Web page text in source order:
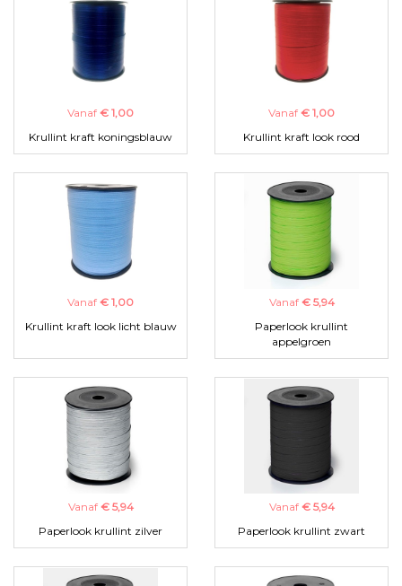
Vanaf € 1,00
Krullint kraft koningsblauw
Vanaf € 1,00
Krullint kraft look rood
Vanaf € 1,00
Krullint kraft look licht blauw
Vanaf € 5,94
Paperlook krullint
appelgroen
Vanaf € 5,94
Paperlook krullint zilver
Vanaf € 5,94
Paperlook krullint zwart